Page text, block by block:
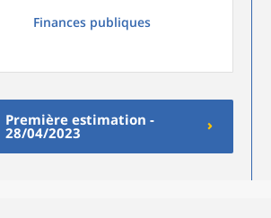
Finances publiques
Première estimation -
28/04/2023